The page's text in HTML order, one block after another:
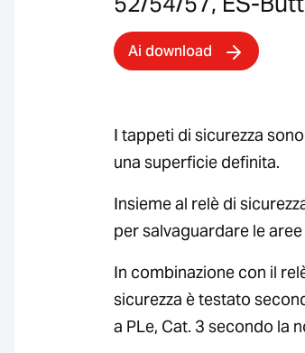
Ai download
I tappeti di sicurezza
una superficie definita.
Insieme al relè di
per salvaguardare le
In combinazione con il
sicurezza è testato
a PLe, Cat. 3 secondo la